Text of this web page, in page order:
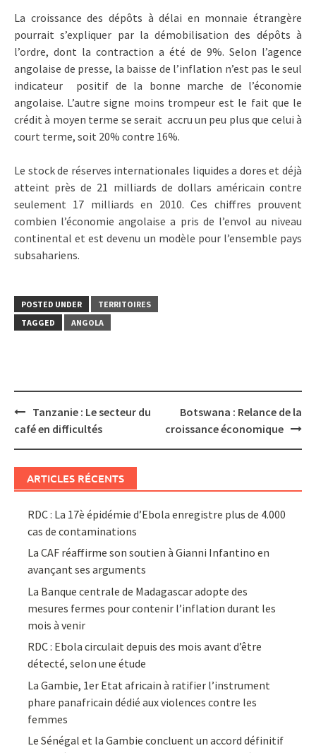
La croissance des dépôts à délai en monnaie étrangère
pourrait s’expliquer par la démobilisation des dépôts à
l’ordre, dont la contraction a été de 9%. Selon l’agence
angolaise de presse, la baisse de l’inflation n’est pas le seul
indicateur positif de la bonne marche de l’économie
angolaise. L’autre signe moins trompeur est le fait que le
crédit à moyen terme se serait accru un peu plus que celui à
court terme, soit 20% contre 16%.
Le stock de réserves internationales liquides a dores et déjà
atteint près de 21 milliards de dollars américain contre
seulement 17 milliards en 2010. Ces chiffres prouvent
combien l’économie angolaise a pris de l’envol au niveau
continental et est devenu un modèle pour l’ensemble pays
subsahariens.
POSTED UNDER
TERRITOIRES
TAGGED
ANGOLA
Post
navigation
Tanzanie : Le secteur du
café en difficultés
Botswana : Relance de la
croissance économique
ARTICLES RÉCENTS
RDC : La 17è épidémie d’Ebola enregistre plus de 4.000
cas de contaminations
La CAF réaffirme son soutien à Gianni Infantino en
avançant ses arguments
La Banque centrale de Madagascar adopte des
mesures fermes pour contenir l’inflation durant les
mois à venir
RDC : Ebola circulait depuis des mois avant d’être
détecté, selon une étude
La Gambie, 1er Etat africain à ratifier l’instrument
phare panafricain dédié aux violences contre les
femmes
Le Sénégal et la Gambie concluent un accord définitif